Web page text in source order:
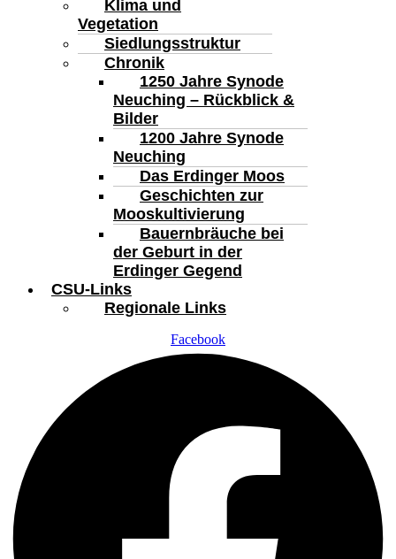
Klima und
Vegetation
Siedlungsstruktur
Chronik
1250 Jahre Synode
Neuching – Rückblick &
Bilder
1200 Jahre Synode
Neuching
Das Erdinger Moos
Geschichten zur
Mooskultivierung
Bauernbräuche bei
der Geburt in der
Erdinger Gegend
CSU-Links
Regionale Links
Facebook